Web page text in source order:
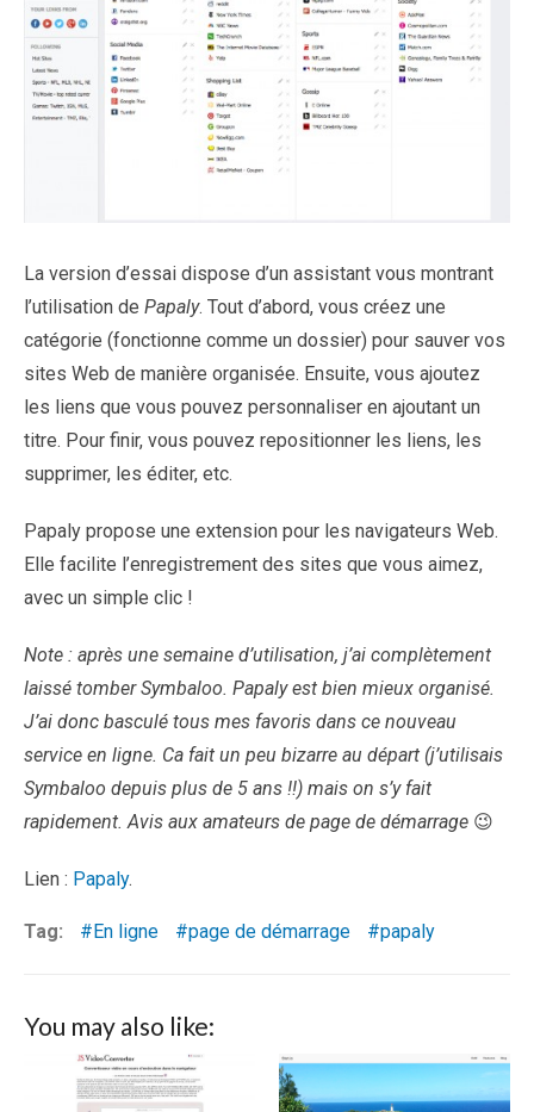
La version d’essai dispose d’un assistant vous montrant
l’utilisation de Papaly. Tout d’abord, vous créez une
catégorie (fonctionne comme un dossier) pour sauver vos
sites Web de manière organisée. Ensuite, vous ajoutez
les liens que vous pouvez personnaliser en ajoutant un
titre. Pour finir, vous pouvez repositionner les liens, les
supprimer, les éditer, etc.
Papaly propose une extension pour les navigateurs Web.
Elle facilite l’enregistrement des sites que vous aimez,
avec un simple clic !
Note : après une semaine d’utilisation, j’ai complètement
laissé tomber Symbaloo. Papaly est bien mieux organisé.
J’ai donc basculé tous mes favoris dans ce nouveau
service en ligne. Ca fait un peu bizarre au départ (j’utilisais
Symbaloo depuis plus de 5 ans !!) mais on s’y fait
rapidement. Avis aux amateurs de page de démarrage 😉
Lien : Papaly.
Tag: En ligne page de démarrage papaly
You may also like: